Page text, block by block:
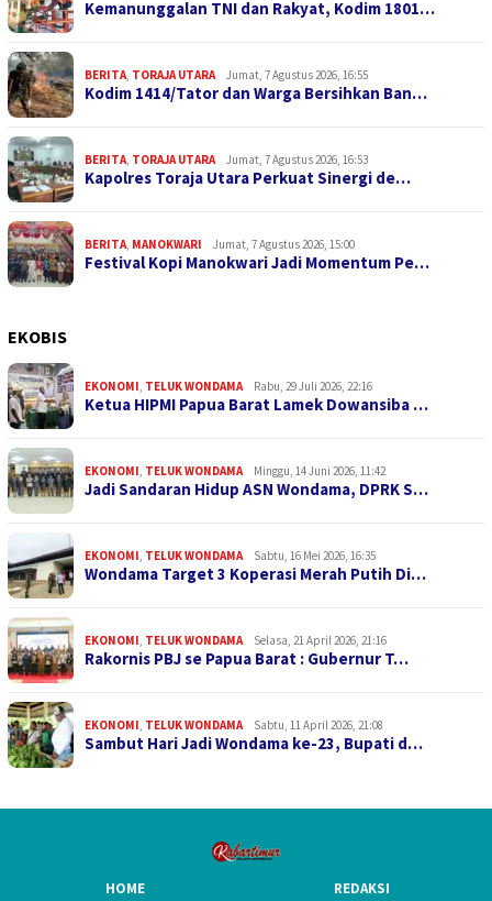
Kemanunggalan TNI dan Rakyat, Kodim 1801…
BERITA, TORAJA UTARA Jumat, 7 Agustus 2026, 16:55
Kodim 1414/Tator dan Warga Bersihkan Ban…
BERITA, TORAJA UTARA Jumat, 7 Agustus 2026, 16:53
Kapolres Toraja Utara Perkuat Sinergi de…
BERITA, MANOKWARI Jumat, 7 Agustus 2026, 15:00
Festival Kopi Manokwari Jadi Momentum Pe…
EKOBIS
EKONOMI, TELUK WONDAMA Rabu, 29 Juli 2026, 22:16
Ketua HIPMI Papua Barat Lamek Dowansiba …
EKONOMI, TELUK WONDAMA Minggu, 14 Juni 2026, 11:42
Jadi Sandaran Hidup ASN Wondama, DPRK S…
EKONOMI, TELUK WONDAMA Sabtu, 16 Mei 2026, 16:35
Wondama Target 3 Koperasi Merah Putih Di…
EKONOMI, TELUK WONDAMA Selasa, 21 April 2026, 21:16
Rakornis PBJ se Papua Barat : Gubernur T…
EKONOMI, TELUK WONDAMA Sabtu, 11 April 2026, 21:08
Sambut Hari Jadi Wondama ke-23, Bupati d…
HOME REDAKSI